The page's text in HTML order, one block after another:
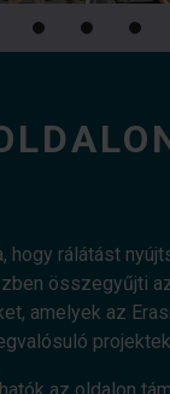
hogy rálátást
összegyűjti
amelyek az